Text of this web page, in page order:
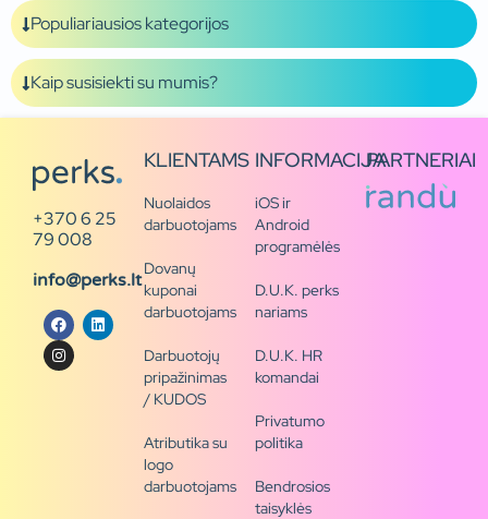
Populiariausios kategorijos
Kaip susisiekti su mumis?
+370 6 25
79 008
info@perks.lt
KLIENTAMS
Nuolaidos
darbuotojams
Dovanų
kuponai
darbuotojams
Darbuotojų
pripažinimas
/ KUDOS
Atributika su
logo
darbuotojams
INFORMACIJA
iOS ir
Android
programėlės
D.U.K. perks
nariams
D.U.K. HR
komandai
Privatumo
politika
Bendrosios
taisyklės
PARTNERIAI